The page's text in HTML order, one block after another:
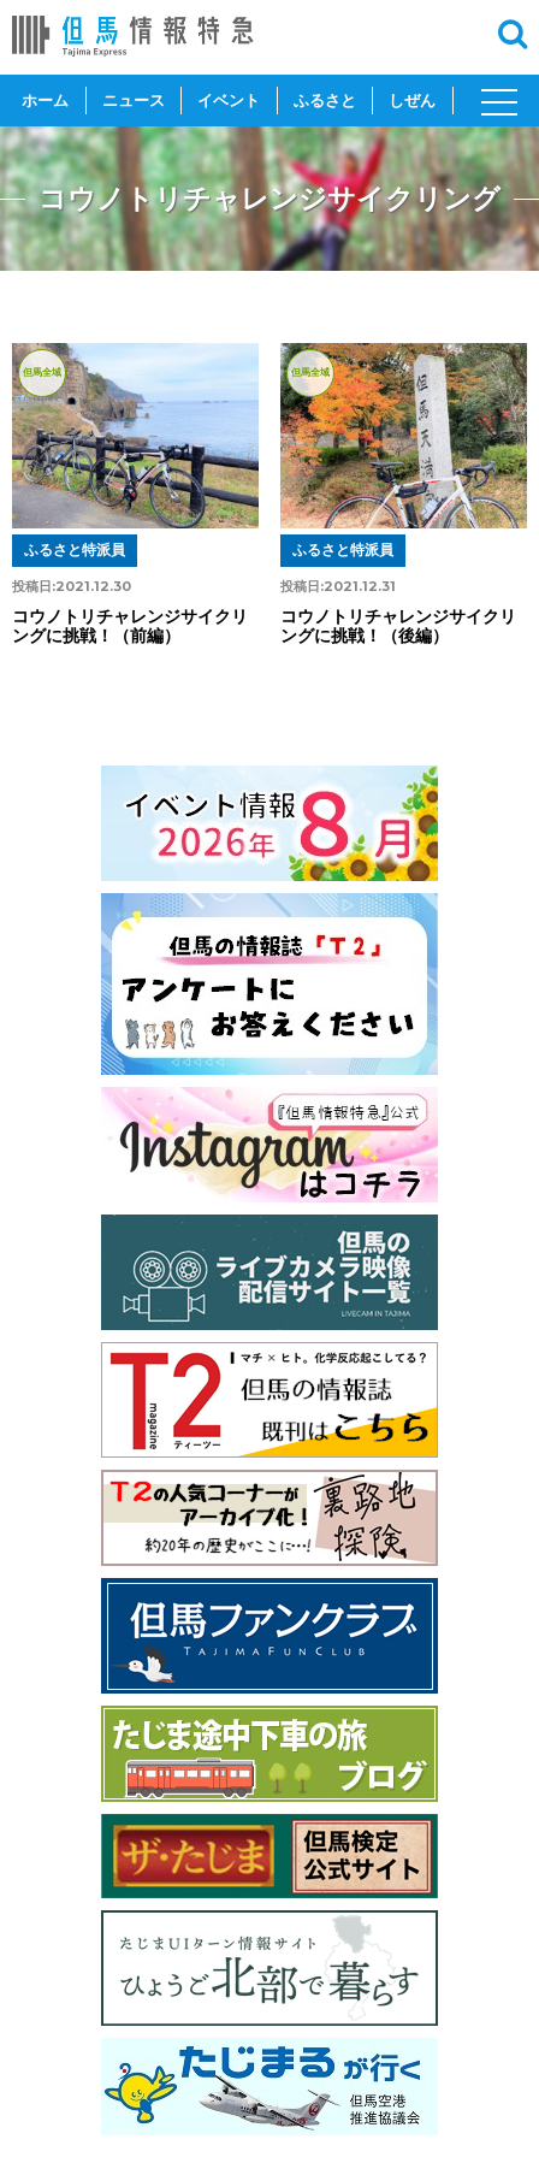
ホーム ニュース イベント ふるさと しぜん
toggle
コウノトリチャレンジサイクリング
但馬全域
投稿日:2021.12.30
ふるさと特派員
コウノトリチャレンジサイクリ
ングに挑戦！（前編）
但馬全域
投稿日:2021.12.31
ふるさと特派員
コウノトリチャレンジサイクリ
ングに挑戦！（後編）